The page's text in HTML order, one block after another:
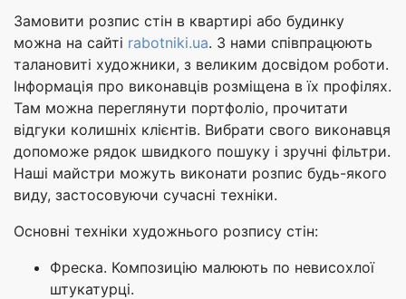
Замовити розпис стін в квартирі або будинку
можна на сайті rabotniki.ua. З нами співпрацюють
талановиті художники, з великим досвідом роботи.
Інформація про виконавців розміщена в їх профілях.
Там можна переглянути портфоліо, прочитати
відгуки колишніх клієнтів. Вибрати свого виконавця
допоможе рядок швидкого пошуку і зручні фільтри.
Наші майстри можуть виконати розпис будь-якого
виду, застосовуючи сучасні техніки.
Основні техніки художнього розпису стін:
Фреска. Композицію малюють по невисохлої
штукатурці.